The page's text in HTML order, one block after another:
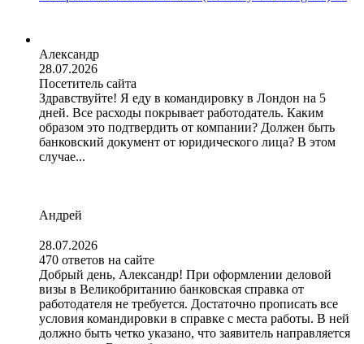
Александр
28.07.2026
Посетитель сайта
Здравствуйте! Я еду в командировку в Лондон на 5
дней. Все расходы покрывает работодатель. Каким
образом это подтвердить от компании? Должен быть
банковский документ от юридического лица? В этом
случае...
Андрей
28.07.2026
470 ответов на сайте
Добрый день, Александр! При оформлении деловой
визы в Великобританию банковская справка от
работодателя не требуется. Достаточно прописать все
условия командировки в справке с места работы. В ней
должно быть четко указано, что заявитель направляется